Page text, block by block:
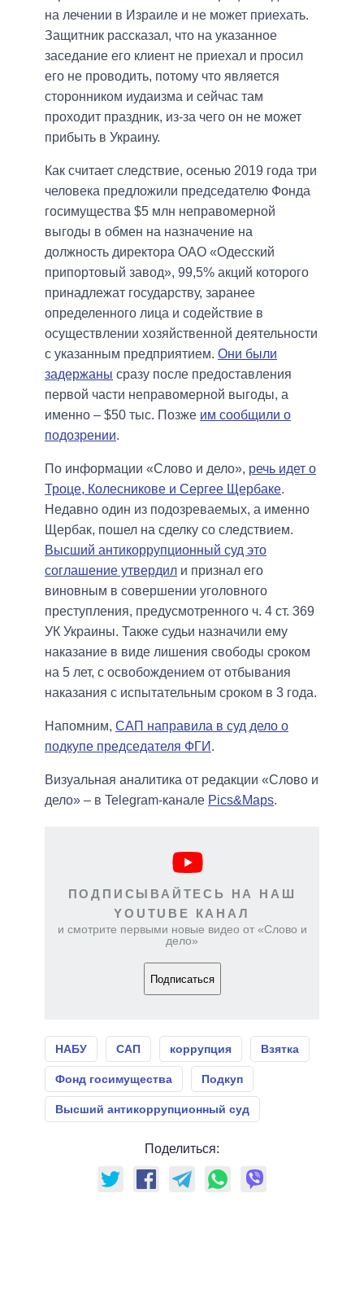
на лечении в Израиле и не может приехать.
Защитник рассказал, что на указанное
заседание его клиент не приехал и просил
его не проводить, потому что является
сторонником иудаизма и сейчас там
проходит праздник, из-за чего он не может
прибыть в Украину.
Как считает следствие, осенью 2019 года три
человека предложили председателю Фонда
госимущества $5 млн неправомерной
выгоды в обмен на назначение на
должность директора ОАО «Одесский
припортовый завод», 99,5% акций которого
принадлежат государству, заранее
определенного лица и содействие в
осуществлении хозяйственной деятельности
с указанным предприятием. Они были
задержаны сразу после предоставления
первой части неправомерной выгоды, а
именно – $50 тыс. Позже им сообщили о
подозрении.
По информации «Слово и дело», речь идет о
Троце, Колесникове и Сергее Щербаке.
Недавно один из подозреваемых, а именно
Щербак, пошел на сделку со следствием.
Высший антикоррупционный суд это
соглашение утвердил и признал его
виновным в совершении уголовного
преступления, предусмотренного ч. 4 ст. 369
УК Украины. Также судьи назначили ему
наказание в виде лишения свободы сроком
на 5 лет, с освобождением от отбывания
наказания с испытательным сроком в 3 года.
Напомним, САП направила в суд дело о
подкупе председателя ФГИ .
Визуальная аналитика от редакции «Слово и
дело» – в Telegram-канале Pics&Maps.
ПОДПИСЫВАЙТЕСЬ НА НАШ
YOUTUBE КАНАЛ
и смотрите первыми новые видео от «Слово и
дело»
Подписаться
НАБУ САП коррупция Взятка
Фонд госимущества Подкуп
Высший антикоррупционный суд
Поделиться: